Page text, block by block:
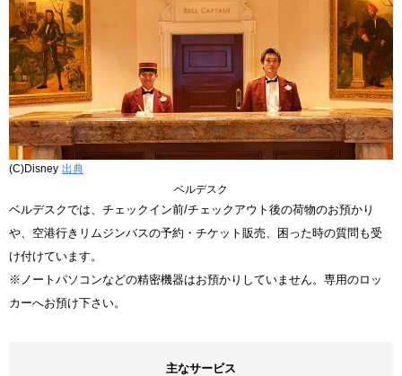
(C)Disney 出典
ベルデスク
ベルデスクでは、チェックイン前/チェックアウト後の荷物のお預かり
や、空港行きリムジンバスの予約・チケット販売、困った時の質問も受
け付けています。
※ノートパソコンなどの精密機器はお預かりしていません。専用のロッ
カーへお預け下さい。
主なサービス